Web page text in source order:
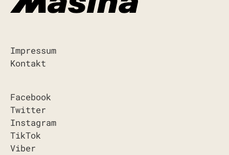
Impressum
Kontakt
Facebook
Twitter
Instagram
TikTok
Viber